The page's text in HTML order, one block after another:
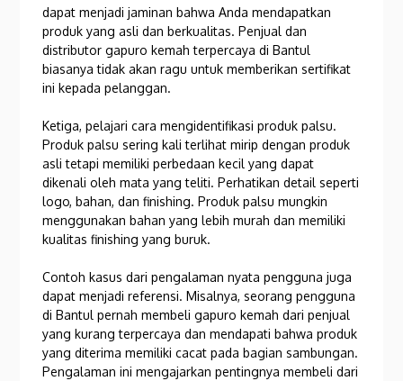
dapat menjadi jaminan bahwa Anda mendapatkan
produk yang asli dan berkualitas. Penjual dan
distributor gapuro kemah terpercaya di Bantul
biasanya tidak akan ragu untuk memberikan sertifikat
ini kepada pelanggan.
Ketiga, pelajari cara mengidentifikasi produk palsu.
Produk palsu sering kali terlihat mirip dengan produk
asli tetapi memiliki perbedaan kecil yang dapat
dikenali oleh mata yang teliti. Perhatikan detail seperti
logo, bahan, dan finishing. Produk palsu mungkin
menggunakan bahan yang lebih murah dan memiliki
kualitas finishing yang buruk.
Contoh kasus dari pengalaman nyata pengguna juga
dapat menjadi referensi. Misalnya, seorang pengguna
di Bantul pernah membeli gapuro kemah dari penjual
yang kurang terpercaya dan mendapati bahwa produk
yang diterima memiliki cacat pada bagian sambungan.
Pengalaman ini mengajarkan pentingnya membeli dari